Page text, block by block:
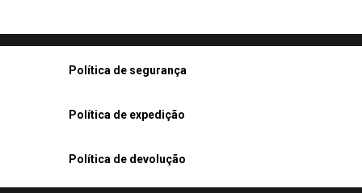
Política de segurança
Política de expedição
Política de devolução